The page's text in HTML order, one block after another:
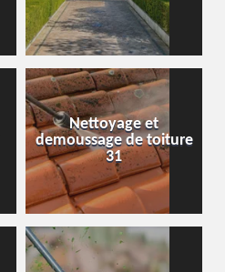
Nettoyage et
demoussage de toiture
31